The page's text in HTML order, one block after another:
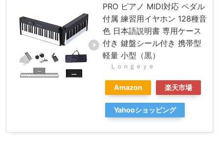
PRO ピアノ MIDI対応 ペダル
付属 練習用イヤホン 128種音
色 日本語説明書 専用ケース
付き 鍵盤シール付き 携帯型
軽量 小型（黒）
Ｌｏｎｇｅｙｅ
Amazon 楽天市場
Yahooショッピング